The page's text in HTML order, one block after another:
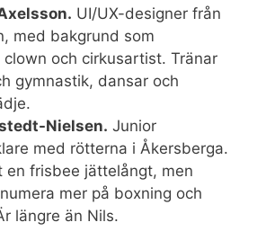
UI/UX-designer från
med bakgrund som
och cirkusartist. Tränar
gymnastik, dansar och
Nielsen. Junior
med rötterna i Åkersberga.
en frisbee jättelångt, men
mer på boxning och
längre än Nils.